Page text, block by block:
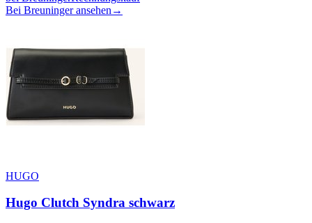
Bei Breuninger ansehen →
HUGO
Hugo Clutch Syndra schwarz